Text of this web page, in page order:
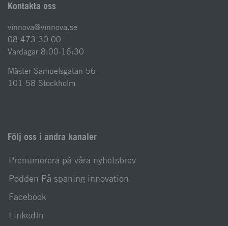
Kontakta oss
vinnova@vinnova.se
08-473 30 00
Vardagar 8:00-16:30
Mäster Samuelsgatan 56
101 58 Stockholm
Följ oss i andra kanaler
Prenumerera på våra nyhetsbrev
Podden På spaning innovation
Facebook
LinkedIn